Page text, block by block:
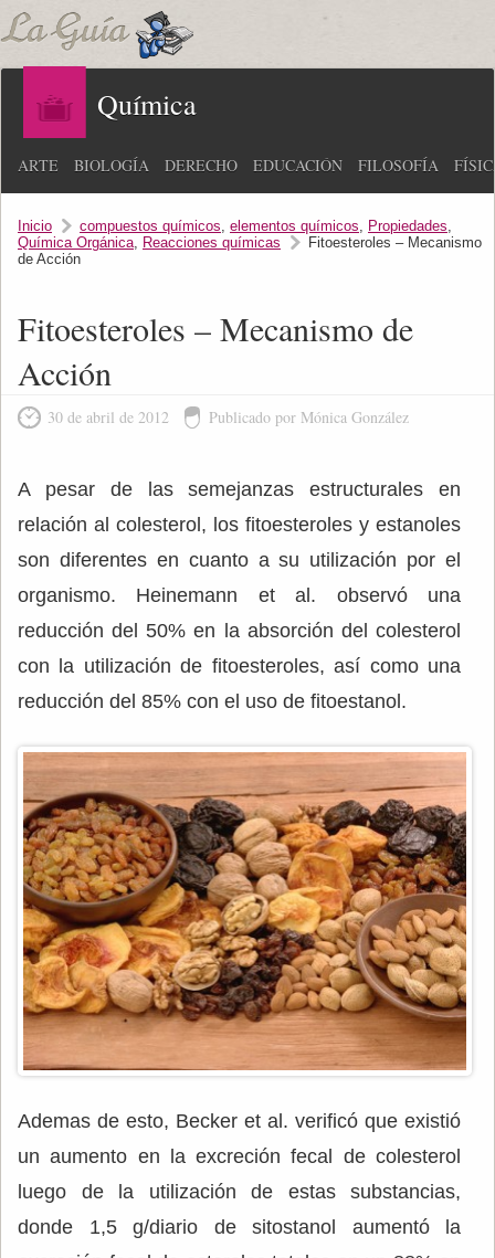
Química
ARTE BIOLOGÍA DERECHO EDUCACIÓN FILOSOFÍA
Inicio compuestos químicos, elementos químicos, Propiedades,
Química Orgánica, Reacciones químicas
Fitoesteroles – Mecanismo
de Acción
Fitoesteroles – Mecanismo de
Acción
30 de abril de 2012 Publicado por Mónica González
A pesar de las semejanzas estructurales en
relación al colesterol, los fitoesteroles y estanoles
son diferentes en cuanto a su utilización por el
organismo. Heinemann et al. observó una
reducción del 50% en la absorción del colesterol
con la utilización de fitoesteroles, así como una
reducción del 85% con el uso de fitoestanol.
Ademas de esto, Becker et al. verificó que existió
un aumento en la excreción fecal de colesterol
luego de la utilización de estas substancias,
donde 1,5 g/diario de sitostanol aumentó la